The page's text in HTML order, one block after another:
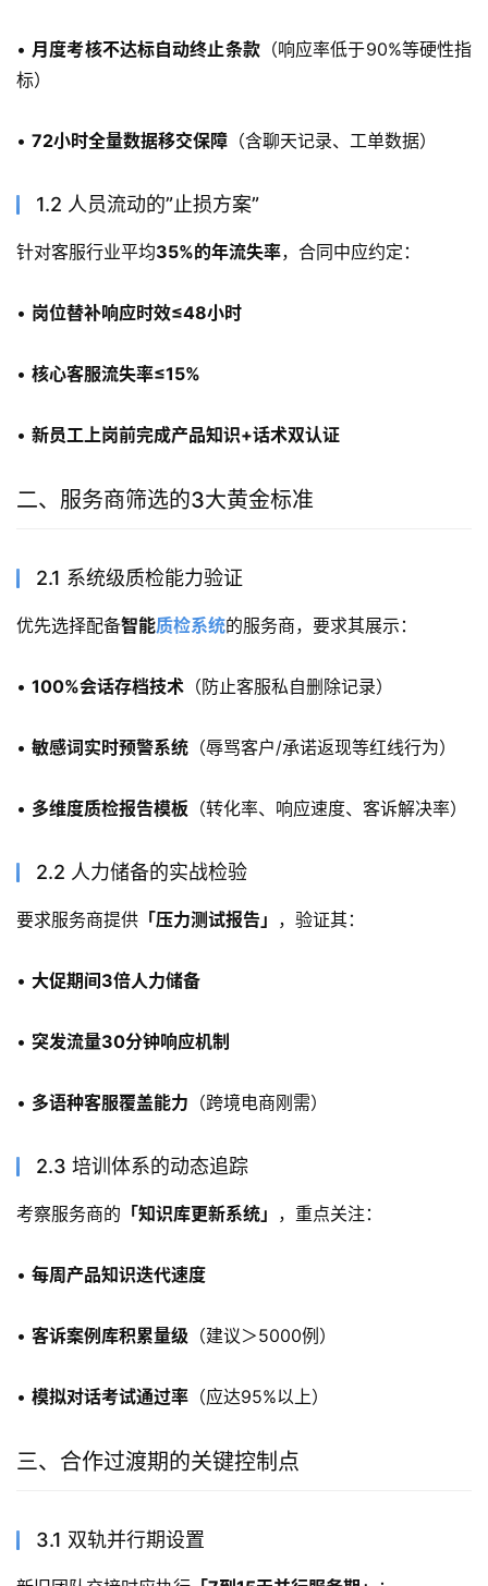
• 月度考核不达标自动终止条款（响应率低于90%等硬性指
标）
• 72小时全量数据移交保障 （含聊天记录、工单数据）
1.2 人员流动的”止损方案”
针对客服行业平均35%的年流失率，合同中应约定：
• 岗位替补响应时效≤48小时
• 核心客服流失率≤15%
• 新员工上岗前完成产品知识+话术双认证
二、服务商筛选的3大黄金标准
2.1 系统级质检能力验证
优先选择配备智能质检系统的服务商，要求其展示：
• 100%会话存档技术 （防止客服私自删除记录）
• 敏感词实时预警系统 （辱骂客户/承诺返现等红线行为）
• 多维度质检报告模板 （转化率、响应速度、客诉解决率）
2.2 人力储备的实战检验
要求服务商提供 「压力测试报告」 ，验证其：
• 大促期间3倍人力储备
• 突发流量30分钟响应机制
• 多语种客服覆盖能力 （跨境电商刚需）
2.3 培训体系的动态追踪
考察服务商的 「知识库更新系统」 ，重点关注：
• 每周产品知识迭代速度
• 客诉案例库积累量级 （建议＞5000例）
• 模拟对话考试通过率 （应达95%以上）
三、合作过渡期的关键控制点
3.1 双轨并行期设置